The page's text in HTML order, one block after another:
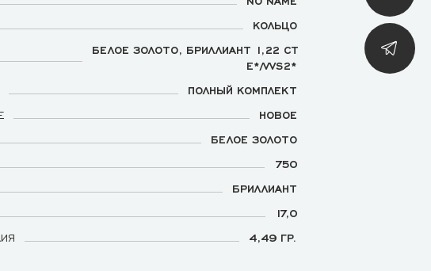
КОЛЬЦО
БЕЛОЕ ЗОЛОТО, БРИЛЛИАНТ 1,22 CT
E*/VVS2*
ПОЛНЫЙ КОМПЛЕКТ
НОВОЕ
БЕЛОЕ ЗОЛОТО
750
БРИЛЛИАНТ
17,0
4,49 ГР.